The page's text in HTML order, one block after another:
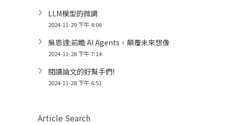
LLM模型的微調
2024-11-29 下午 4:06
吳恩達:前瞻 AI Agents，顛覆未來想像
2024-11-28 下午 7:14
閱讀論文的好幫手們!
2024-11-28 下午 6:51
Article Search